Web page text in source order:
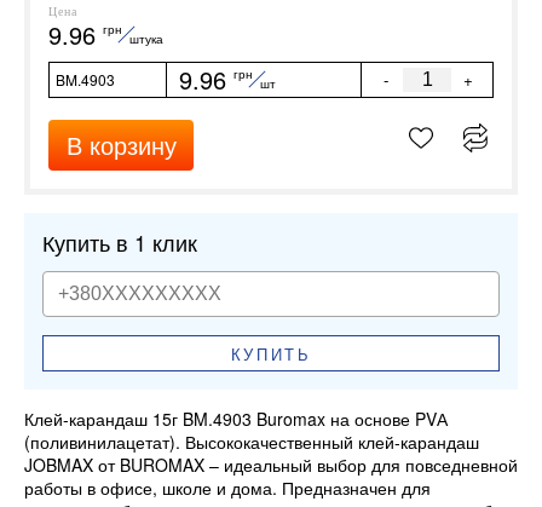
Цена
9.96 грн
штука
BM.4903 9.96 грн
шт - +
В корзину
Купить в 1 клик
КУПИТЬ
Клей-карандаш 15г BM.4903 Buromax на основе PVА
(поливинилацетат). Высококачественный клей-карандаш
JOBMAX от BUROMAX – идеальный выбор для повседневной
работы в офисе, школе и дома. Предназначен для